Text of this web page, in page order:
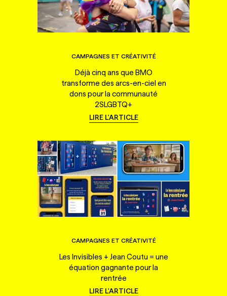
CAMPAGNES ET CRÉATIVITÉ
Déjà cinq ans que BMO
transforme des arcs-en-ciel en
dons pour la communauté
2SLGBTQ+
LIRE L'ARTICLE
CAMPAGNES ET CRÉATIVITÉ
Les Invisibles + Jean Coutu = une
équation gagnante pour la
rentrée
LIRE L'ARTICLE